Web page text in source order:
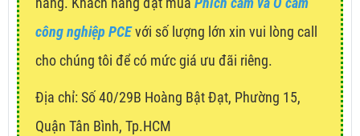
công nghiệp PCEvới số lượng lớn xin vui lòng call
cho chúng tôi để có mức giá ưu đãi riêng.
Địa chỉ: Số 40/29B Hoàng Bật Đạt, Phường 15,
Quận Tân Bình, Tp.HCM